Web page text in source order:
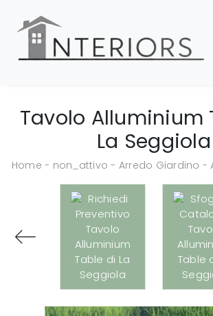
Tavolo Alluminium
La Seggiola
Home - non_attivo - Arredo Giardino -